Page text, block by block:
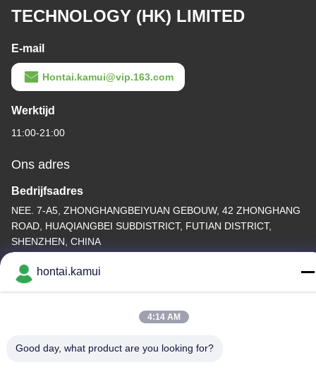
TECHNOLOGY (HK) LIMITED
E-mail
Hontai.kamui@vip.163.com
Werktijd
11:00-21:00
Ons adres
Bedrijfsadres
NEE. 7-A5, ZHONGHANGBEIYUAN GEBOUW, 42 ZHONGHANG
ROAD, HUAQIANGBEI SUBDISTRICT, FUTIAN DISTRICT,
SHENZHEN, CHINA
Fabrieksadres
hontai.kamui
4:14 AM
Good day, what product are you looking for?